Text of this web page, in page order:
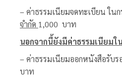
– ค่าธรรมเนียมจดทะเบียน ใน
จำกัด 1,000 บาท
นอกจากนี้ยังมีค่าธรรมเนียม
– ค่าธรรมเนียมออกหนังสือรับ
บาท